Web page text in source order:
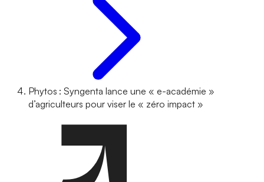
Phytos : Syngenta lance une « e-académie »
d’agriculteurs pour viser le « zéro impact »